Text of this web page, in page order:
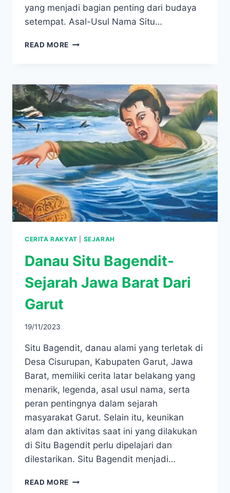
yang menjadi bagian penting dari budaya
setempat. Asal-Usul Nama Situ…
READ MORE LEGENDA
PENUH
MITOS
DAN
KEINDAHAN
CERITA RAKYAT SEJARAH
Danau Situ Bagendit-
Sejarah Jawa Barat Dari
Garut
19/11/2023
Situ Bagendit, danau alami yang terletak di
Desa Cisurupan, Kabupaten Garut, Jawa
Barat, memiliki cerita latar belakang yang
menarik, legenda, asal usul nama, serta
peran pentingnya dalam sejarah
masyarakat Garut. Selain itu, keunikan
alam dan aktivitas saat ini yang dilakukan
di Situ Bagendit perlu dipelajari dan
dilestarikan. Situ Bagendit menjadi…
READ MORE DANAU